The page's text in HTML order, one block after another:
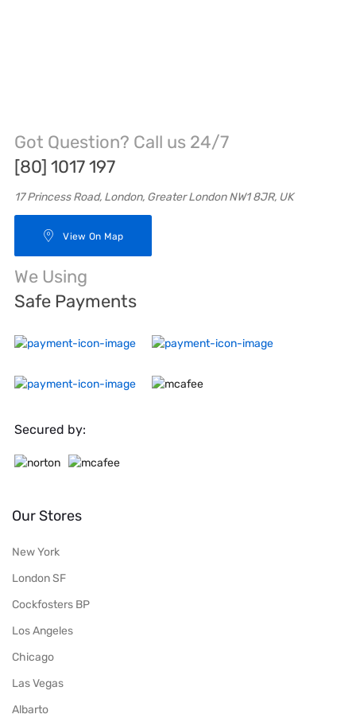
Got Question? Call us 24/7
[80] 1017 197
17 Princess Road, London, Greater London NW1 8JR, UK
View On Map
We Using
Safe Payments
Secured by:
Our Stores
New York
London SF
Cockfosters BP
Los Angeles
Chicago
Las Vegas
Albarto